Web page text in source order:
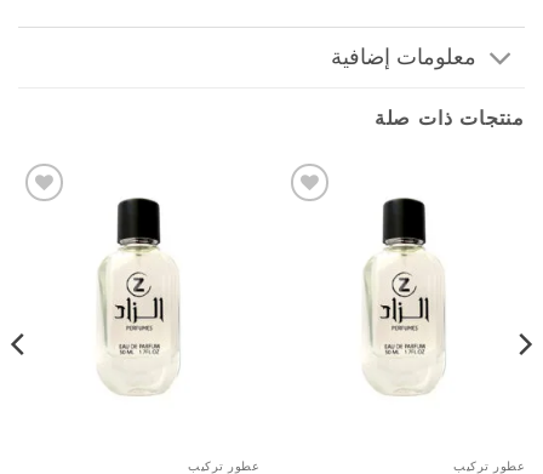
معلومات إضافية
منتجات ذات صلة
عطور تركيب عطور تركيب